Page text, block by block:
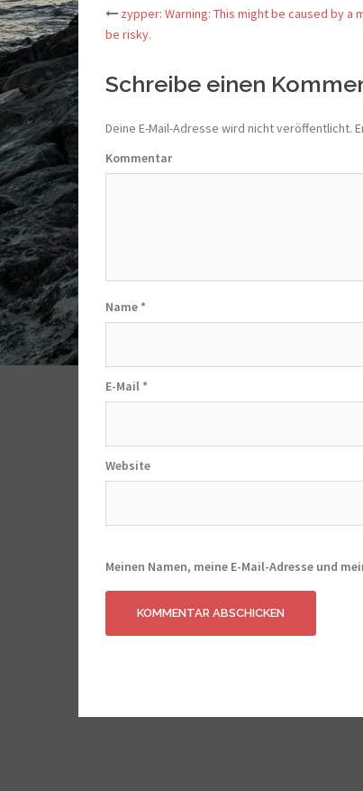
Beitrags-
Navigation
zypper: Warning: This might be caused by a
be risky.
Schreibe einen
Deine E-Mail-Adresse wird nicht veröffentlicht.
Kommentar
Name *
E-Mail *
Website
Meinen Namen, meine E-Mail-Adresse und